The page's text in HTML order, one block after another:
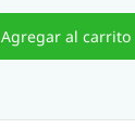
Agregar al carrito